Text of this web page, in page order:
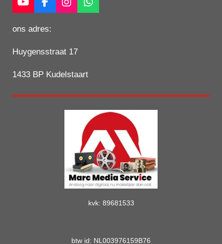
Y
o
u
b
F
a
c
o
k
I
n
g
a
W
h
p
ons adres:
Huygensstraat 17
1433 BP Kudelstaart
kvk: 89681533
btw id: NL003976159B76